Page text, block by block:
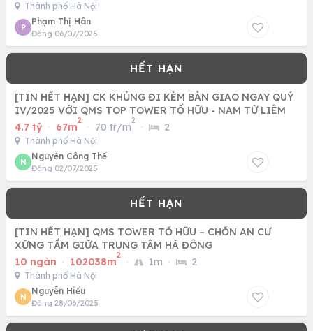
Thành phố Hà Nội
P
Phạm Thị Hân
Đăng 06/07/2025
[TIN HẾT HẠN] CK KHỦNG ĐI KÈM BÀN GIAO NGAY QUÝ
IV/2025 VỚI QMS TOP TOWER TỐ HỮU - NAM TỪ LIÊM
4.7 tỷ · 67m
2
· 70 tr/m
2
· 2
Thành phố Hà Nội
N
Nguyễn Công Thế
Đăng 02/07/2025
[TIN HẾT HẠN] QMS TOWER TỐ HỮU – CHỐN AN CƯ
XỨNG TẦM GIỮA TRUNG TÂM HÀ ĐÔNG
10 ngàn · 102038m
2
· 1m · 2
Thành phố Hà Nội
N
Nguyễn Hiếu
Đăng 28/06/2025